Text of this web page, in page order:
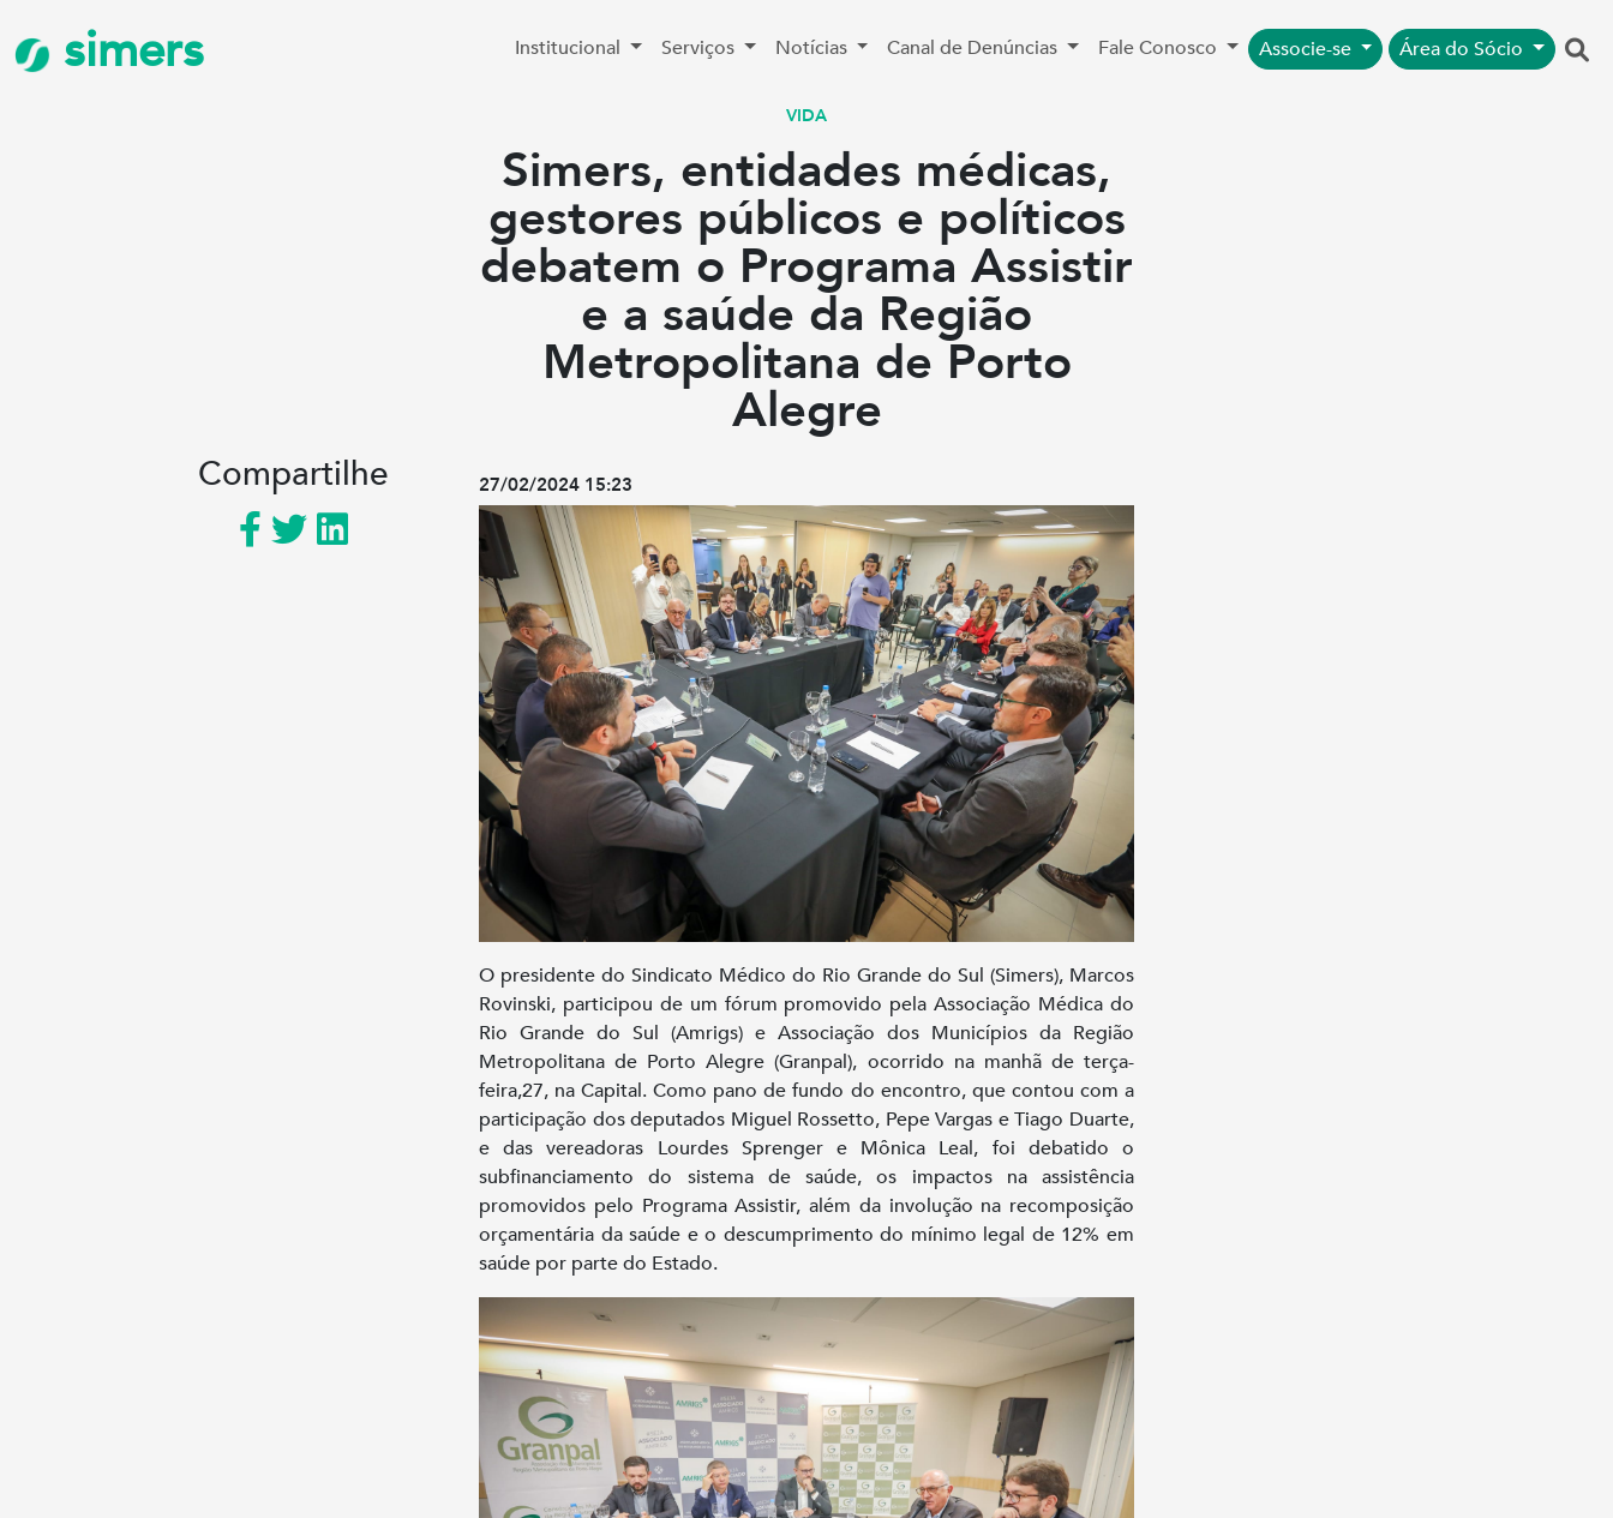
simers Institucional Serviços Notícias Canal de Denúncias Fale Conosco Associe-se Área do Sócio
VIDA
Simers, entidades médicas,
gestores públicos e políticos
debatem o Programa Assistir
e a saúde da Região
Metropolitana de Porto
Alegre
Compartilhe 27/02/2024 15:23
O presidente do Sindicato Médico do Rio Grande do Sul (Simers), Marcos
Rovinski, participou de um fórum promovido pela Associação Médica do
Rio Grande do Sul (Amrigs) e Associação dos Municípios da Região
Metropolitana de Porto Alegre (Granpal), ocorrido na manhã de terça-
feira,27, na Capital. Como pano de fundo do encontro, que contou com a
participação dos deputados Miguel Rossetto, Pepe Vargas e Tiago Duarte,
e das vereadoras Lourdes Sprenger e Mônica Leal, foi debatido o
subfinanciamento do sistema de saúde, os impactos na assistência
promovidos pelo Programa Assistir, além da involução na recomposição
orçamentária da saúde e o descumprimento do mínimo legal de 12% em
saúde por parte do Estado.